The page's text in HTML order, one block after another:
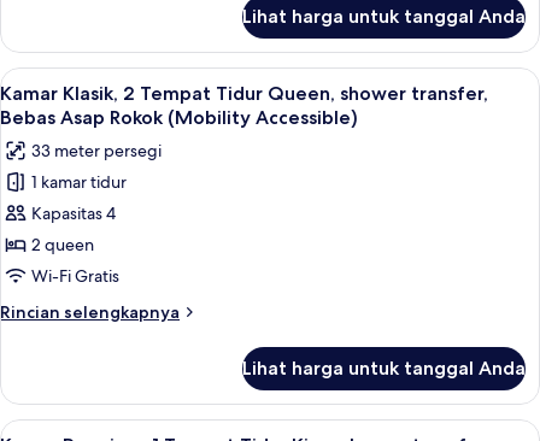
Suite,
Beberapa
Tempat
Tidur
Lihat harga untuk tanggal Anda
Lihat
semua
foto
untuk
Kamar
Klasik,
2
Tempat
Tidur
Queen,
transfer,
Bebas
1 kamar tidur, seprai katun Mesir,
4
Kamar Klasik, 2 Tempat Tidur Queen, shower transfer,
Bebas Asap Rokok (Mobility Accessible)
33 meter persegi
1 kamar tidur
Kapasitas 4
2 queen
Wi-Fi Gratis
Rincian selengkapnya
Rincian
Kamar
Klasik,
Lihat harga untuk tanggal Anda
Lihat
1 kamar tidur, seprai katun Mesir,